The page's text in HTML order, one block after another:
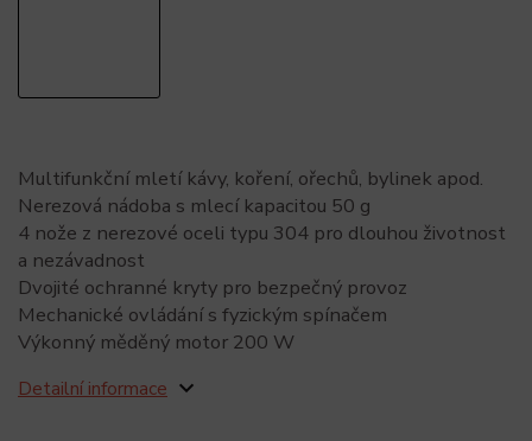
Multifunkční mletí kávy, koření, ořechů, bylinek apod.
Nerezová nádoba s mlecí kapacitou 50 g
4 nože z nerezové oceli typu 304 pro dlouhou životnost
a nezávadnost
Dvojité ochranné kryty pro bezpečný provoz
Mechanické ovládání s fyzickým spínačem
Výkonný měděný motor 200 W
Detailní informace